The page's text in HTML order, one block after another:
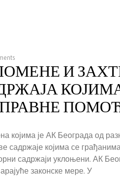
И
је АК Београда од
садржаје којима се
садржаји уклоњени. АК
законске мере. У